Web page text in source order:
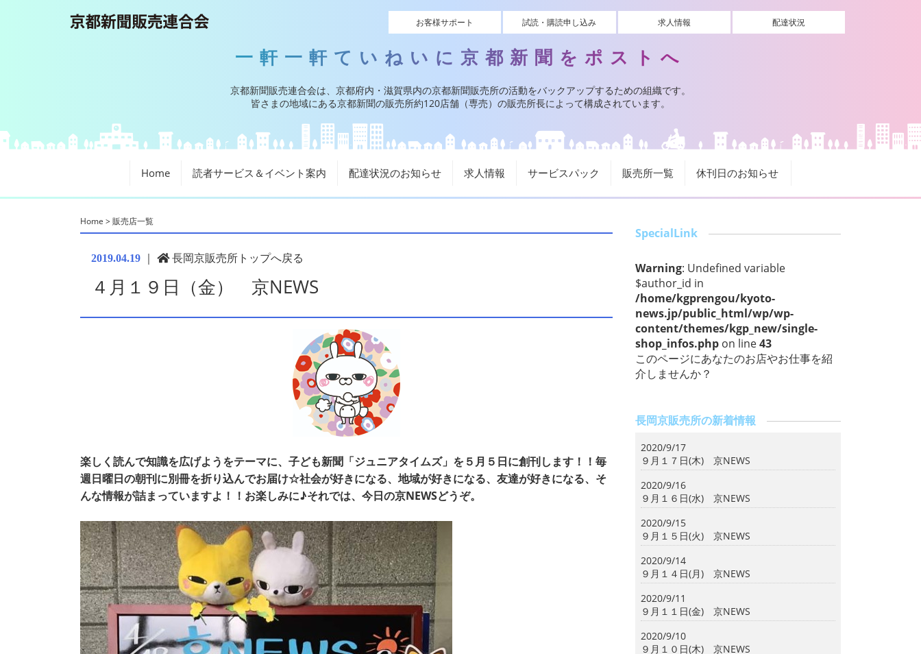
お客様サポート 試読・購読申し込み 求人情報 配達状況
一軒一軒ていねいに京都新聞をポストへ
京都新聞販売連合会は、京都府内・滋賀県内の京都新聞販売所の活動をバックアップするための組織です。
皆さまの地域にある京都新聞の販売所約120店舗（専売）の販売所長によって構成されています。
Home 読者サービス＆イベント案内 配達状況のお知らせ 求人情報 サービスパック 販売所一覧 休刊日のお知らせ
Home >販売店一覧
2019.04.19 ｜ 長岡京販売所トップへ戻る
４月１９日（金） 京NEWS
楽しく読んで知識を広げようをテーマに、子ども新聞「ジュニアタイムズ」を５月５日に創刊します！！毎
週日曜日の朝刊に別冊を折り込んでお届け☆社会が好きになる、地域が好きになる、友達が好きになる、そ
んな情報が詰まっていますよ！！お楽しみに♪それでは、今日の京NEWSどうぞ。
SpecialLink
Warning: Undefined variable
$author_id in
/home/kgprengou/kyoto-
news.jp/public_html/wp/wp-
content/themes/kgp_new/single-
shop_infos.php on line43
このページにあなたのお店やお仕事を紹
介しませんか？
長岡京販売所の新着情報
2020/9/17
９月１７日(木) 京NEWS
2020/9/16
９月１６日(水) 京NEWS
2020/9/15
９月１５日(火) 京NEWS
2020/9/14
９月１４日(月) 京NEWS
2020/9/11
９月１１日(金) 京NEWS
2020/9/10
９月１０日(木) 京NEWS